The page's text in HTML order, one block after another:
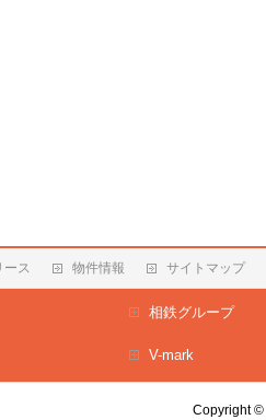
ース 物件情報 サイトマップ
相鉄グループ
V-mark
Copyright ©